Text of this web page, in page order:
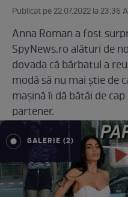
Publicat pe 22.07.2022 la 23:36
Anna Roman a fost
SpyNews.ro alături de
dovada că bărbatul a
modă să nu mai știe de
mașină îi dă bătăi de
partener.
GALERIE (2)